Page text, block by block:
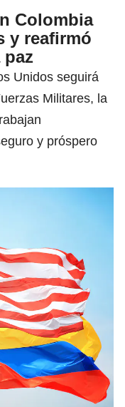
Colombia
y reafirmó
Unidos seguirá
Militares, la
y próspero